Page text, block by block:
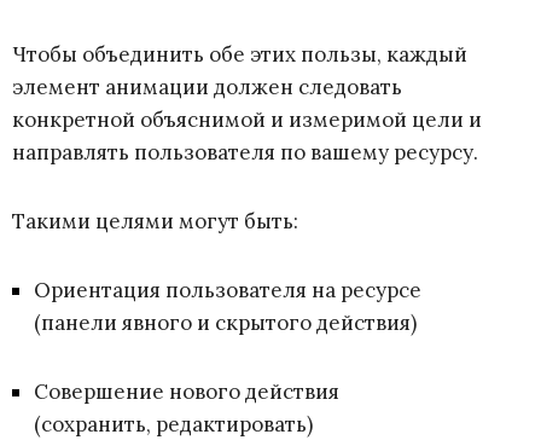
Чтобы объединить обе этих пользы, каждый
элемент анимации должен следовать
конкретной объяснимой и измеримой цели и
направлять пользователя по вашему ресурсу.
Такими целями могут быть:
Ориентация пользователя на ресурсе
(панели явного и скрытого действия)
Совершение нового действия
(сохранить, редактировать)